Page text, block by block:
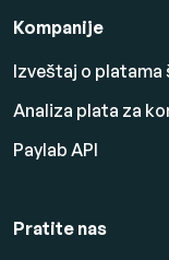
Kompanije
Izveštaj o platama
Analiza plata za
Paylab API
Pratite nas